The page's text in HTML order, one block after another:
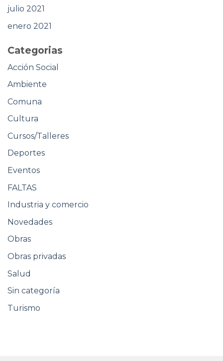
julio 2021
enero 2021
Categorias
Acción Social
Ambiente
Comuna
Cultura
Cursos/Talleres
Deportes
Eventos
FALTAS
Industria y comercio
Novedades
Obras
Obras privadas
Salud
Sin categoría
Turismo